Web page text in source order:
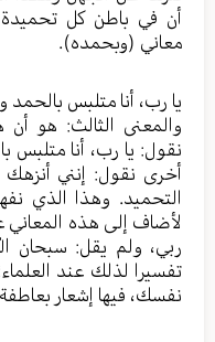
أن في باطن كل
معاني (وبحمده).
يا رب، أنا متلبس بالحمد
والمعنى الثالث: هو أن
نقول: يا رب، أنا متلبس
أخرى نقول: إنني أنزهك
التحميد. وهذا الذي
لأضاف إلى هذه المعاني
ربي، ولم يقل: سبحان
تفسيرا لذلك عند
نفسك، فيها إشعار